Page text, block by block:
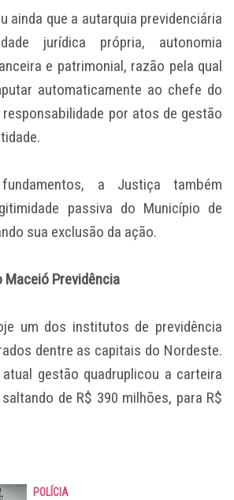
ainda que a autarquia previdenciária
jurídica própria, autonomia
e patrimonial, razão pela qual
automaticamente ao chefe do
responsabilidade por atos de gestão
a Justiça também
passiva do Município de
sua exclusão da ação.
Previdência
um dos institutos de previdência
dentre as capitais do Nordeste.
gestão quadruplicou a carteira
de R$ 390 milhões, para R$
POLÍCIA